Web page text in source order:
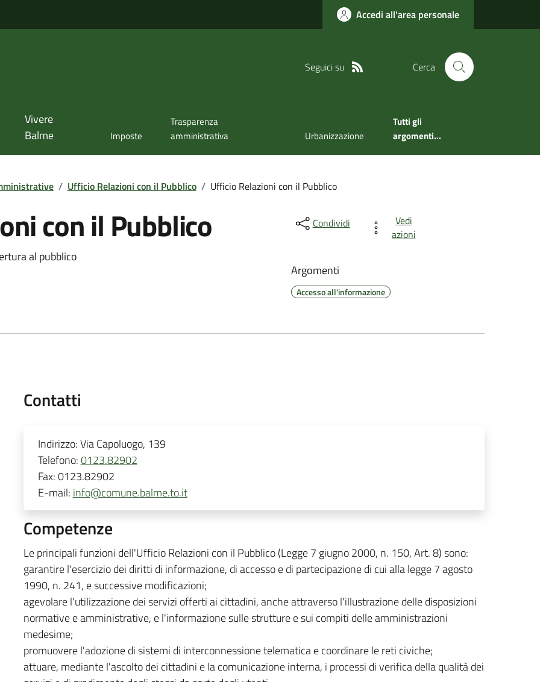
Accedi all'area personale
Seguici su Cerca
Vivere
Balme
Imposte
Trasparenza
amministrativa
Urbanizzazione
Tutti gli
argomenti...
/ Ufficio Relazioni con il Pubblico / Ufficio Relazioni con il Pubblico
con il Pubblico
al pubblico
Condividi
Vedi
azioni
Argomenti
Accesso all'informazione
Contatti
Indirizzo:Via Capoluogo, 139
Telefono:0123.82902
Fax:0123.82902
E-mail: info@comune.balme.to.it
Competenze
Le principali funzioni dell'Ufficio Relazioni con il Pubblico (Legge 7 giugno 2000, n. 150, Art. 8) sono:
garantire l'esercizio dei diritti di informazione, di accesso e di partecipazione di cui alla legge 7 agosto
1990, n. 241, e successive modificazioni;
agevolare l'utilizzazione dei servizi offerti ai cittadini, anche attraverso l'illustrazione delle disposizioni
normative e amministrative, e l'informazione sulle strutture e sui compiti delle amministrazioni
medesime;
promuovere l'adozione di sistemi di interconnessione telematica e coordinare le reti civiche;
attuare, mediante l'ascolto dei cittadini e la comunicazione interna, i processi di verifica della qualità dei